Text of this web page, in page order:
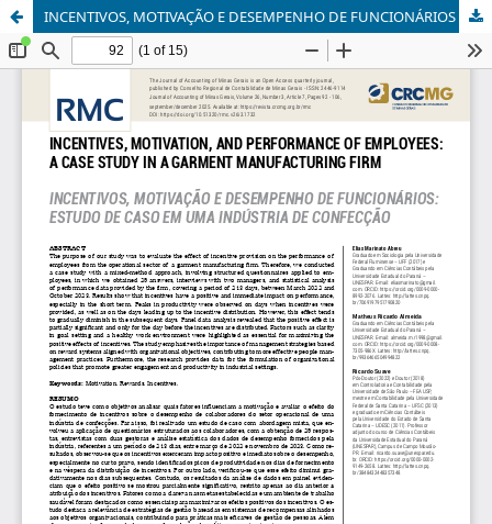
INCENTIVOS, MOTIVAÇÃO E DESEMPENHO DE FUNCIONÁRIOS